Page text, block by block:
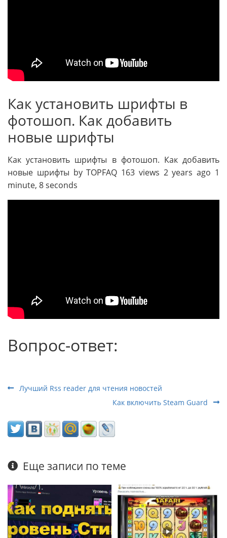
Как установить шрифты в
фотошоп. Как добавить
новые шрифты
Как установить шрифты в фотошоп. Как добавить
новые шрифты by TOPFAQ 163 views 2 years ago 1
minute, 8 seconds
Вопрос-ответ:
Лучший Rss reader для чтения новостей
Как включить Steam Guard
Еще записи по теме